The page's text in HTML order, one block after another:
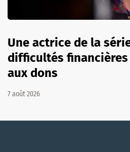
Une actrice de la
difficultés
aux dons
7 août 2026